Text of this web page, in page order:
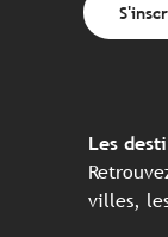
Les
villes,